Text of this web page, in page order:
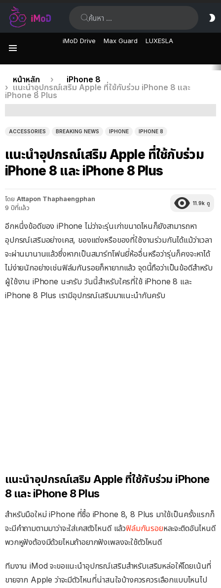
iMoD Drive Max Guard LUXESLA
เรื่อง
ล่าสุด
คุณอยู่ที่นี่:
หน้าหลัก
iPhone 8
แนะนำอุปกรณ์เสริม Apple ที่ใช้กับร่วม iPhone 8 และ
iPhone 8 Plus
ACCESSORIES BREAKING NEWS IPHONE IPHONE 8
แนะนำอุปกรณ์เสริม Apple ที่ใช้กับร่วม
iPhone 8 และ iPhone 8 Plus
โดย Attapon Thaphaengphan
9 ปีที่แล้ว
11.9k ดู
อีกหนึ่งข้อดีของ iPhone ไม่ว่าจะรุ่นเก่าขนาดไหนก็ยังสามารถหา
อุปกรณ์เสริมอย่างเคส, ของแต่งหรือของที่ใช้งานร่วมกันได้แม้ว่าเวลา
จะผ่านมานานแล้วซึ่งหากเป็นสมาร์ทโฟนยี่ห้ออื่นหรือว่ารุ่นก็คงจะหาได้
ไม่ง่ายนักอย่างเช่นฟิล์มกันรอยก็หายากแล้ว จุดนี้ถือว่าเป็นข้อดีสำหรับ
ผู้ใช้งาน iPhone นะครับ วันนี้สำหรับใครที่ใช้ iPhone 8 และ
iPhone 8 Plus เรามีอุปกรณ์เสริมมาแนะนำกันครับ
แนะนำอุปกรณ์เสริม Apple ที่ใช้กับร่วม iPhone
8 และ iPhone 8 Plus
สำหรับมือใหม่ iPhone ที่ซื้อ iPhone 8, 8 Plus มาใช้เป็นครั้งแรกก็
จะมีคำถามตามมาว่าจะใส่เคสตัวไหนดี แล้วฟิล์มกันรอยหละจะติดอันไหนดี
พวกหูฟังต้องมีด้วยไหมถ้าอยากฟังเพลงจะใช้ตัวไหนดี
ทีมงาน iMod จะขอแนะนำอุปกรณ์เสริมสำหรับเสริมหล่อให้โดยเน้นที่
ขายจาก Apple ว่าจะมีตัวไหนที่น่าสนใจบ้างควรควรเลือกแบบไหนไป